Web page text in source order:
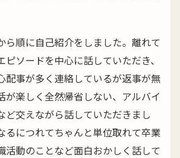
ら順に自己紹介をしました。離れて
ソードを中心に話していただき、
配事が多く連絡しているが返事が無
が楽しく全然帰省しない、アルバイ
ど交えながら話していただきまし
るにつれてちゃんと単位取れて卒業
活動のことなど面白おかしく話して